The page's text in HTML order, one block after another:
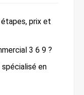
prix et
3 6 9 ?
spécialisé en